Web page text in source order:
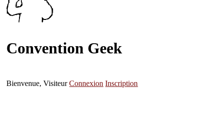
Convention Geek
Bienvenue, VisiteurConnexion Inscription